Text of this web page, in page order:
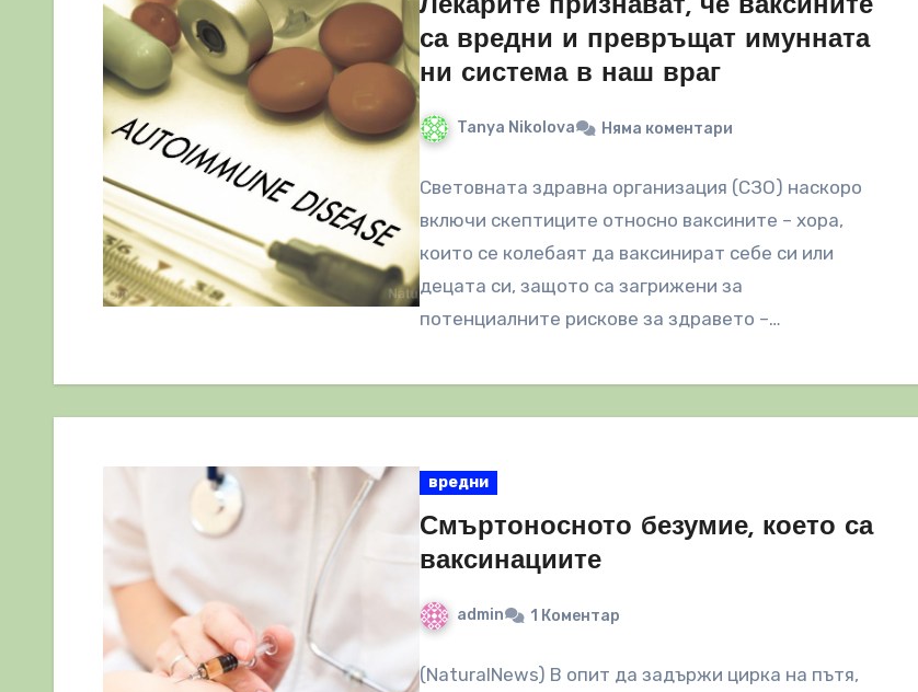
Лекарите признават, че ваксините
са вредни и превръщат имунната
ни система в наш враг
Tanya Nikolova Няма коментари
Световната здравна организация (СЗО) наскоро
включи скептиците относно ваксините – хора,
които се колебаят да ваксинират себе си или
децата си, защото са загрижени за
потенциалните рискове за здравето –…
вредни
Смъртоносното безумие, което са
ваксинациите
admin 1 Коментар
(NaturalNews) В опит да задържи цирка на пътя,